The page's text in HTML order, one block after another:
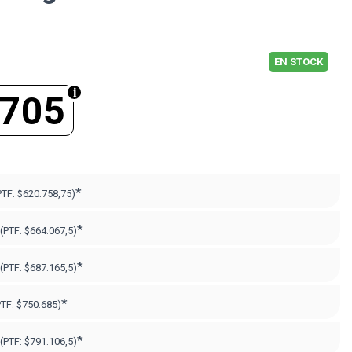
EN STOCK
$620.758,75)*
(PTF: $664.067,5)*
(PTF: $687.165,5)*
$750.685)*
(PTF: $791.106,5)*